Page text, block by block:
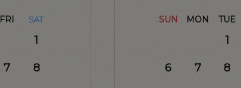
FRI SAT
1
7 8
SUN MON TUE
1
6 7 8